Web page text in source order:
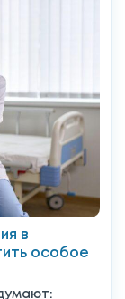
в
особое